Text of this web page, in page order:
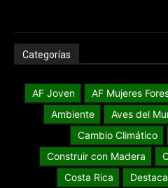
Categorías
AF Joven AF Mujeres
Ambiente
Aves del
Cambio Climático
Construir con Madera
Costa Rica